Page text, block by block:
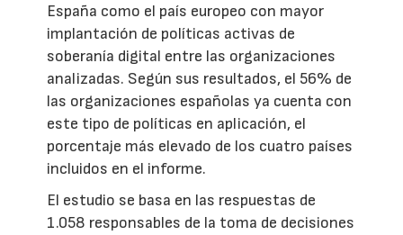
España como el país europeo con mayor
implantación de políticas activas de
soberanía digital entre las organizaciones
analizadas. Según sus resultados, el 56% de
las organizaciones españolas ya cuenta con
este tipo de políticas en aplicación, el
porcentaje más elevado de los cuatro países
incluidos en el informe.
El estudio se basa en las respuestas de
1.058 responsables de la toma de decisiones